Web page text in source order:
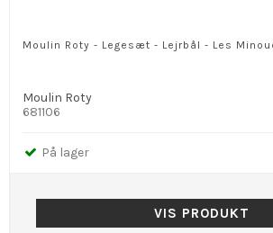
Moulin Roty - Legesæt - Lejrbål - Les
Moulin Roty
681106
På lager
VIS PRODUKT